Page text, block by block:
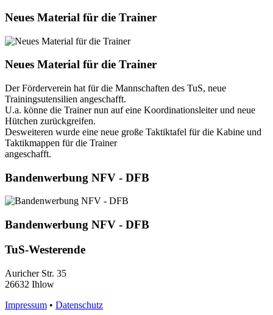
Neues Material für die Trainer
Neues Material für die Trainer
Der Förderverein hat für die Mannschaften des TuS, neue
Trainingsutensilien angeschafft.
U.a. könne die Trainer nun auf eine Koordinationsleiter und neue
Hütchen zurückgreifen.
Desweiteren wurde eine neue große Taktiktafel für die Kabine und
Taktikmappen für die Trainer
angeschafft.
Bandenwerbung NFV - DFB
Bandenwerbung NFV - DFB
TuS-Westerende
Auricher Str. 35
26632 Ihlow
Impressum • Datenschutz